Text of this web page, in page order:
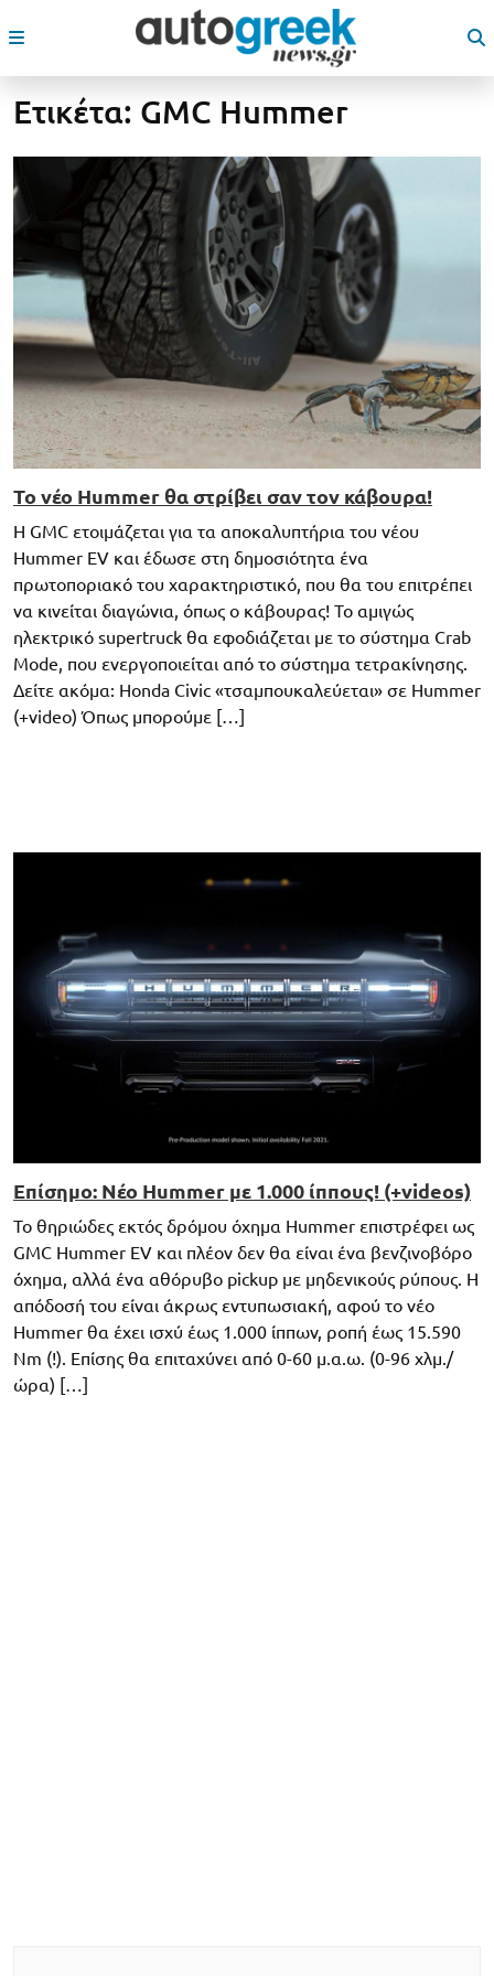
Ετικέτα: GMC Hummer
Το νέο Hummer θα στρίβει σαν τον κάβουρα!
H GMC ετοιμάζεται για τα αποκαλυπτήρια του νέου
Hummer EV και έδωσε στη δημοσιότητα ένα
πρωτοποριακό του χαρακτηριστικό, που θα του επιτρέπει
να κινείται διαγώνια, όπως ο κάβουρας! Το αμιγώς
ηλεκτρικό supertruck θα εφοδιάζεται με το σύστημα Crab
Mode, που ενεργοποιείται από το σύστημα τετρακίνησης.
Δείτε ακόμα: Honda Civic «τσαμπουκαλεύεται» σε Hummer
(+video) Όπως μπορούμε […]
Επίσημο: Νέο Hummer με 1.000 ίππους! (+videos)
Το θηριώδες εκτός δρόμου όχημα Hummer επιστρέφει ως
GMC Hummer EV και πλέον δεν θα είναι ένα βενζινοβόρο
όχημα, αλλά ένα αθόρυβο pickup με μηδενικούς ρύπους. Η
απόδοσή του είναι άκρως εντυπωσιακή, αφού το νέο
Hummer θα έχει ισχύ έως 1.000 ίππων, ροπή έως 15.590
Nm (!). Επίσης θα επιταχύνει από 0-60 μ.α.ω. (0-96 χλμ./
ώρα) […]